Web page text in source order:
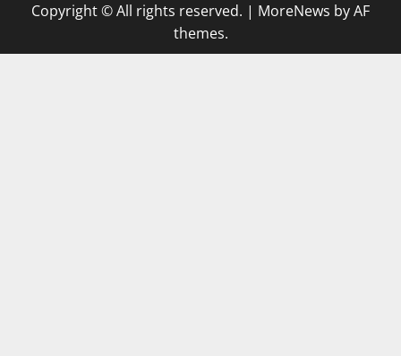
Copyright © All rights reserved. | MoreNews by AF
themes.